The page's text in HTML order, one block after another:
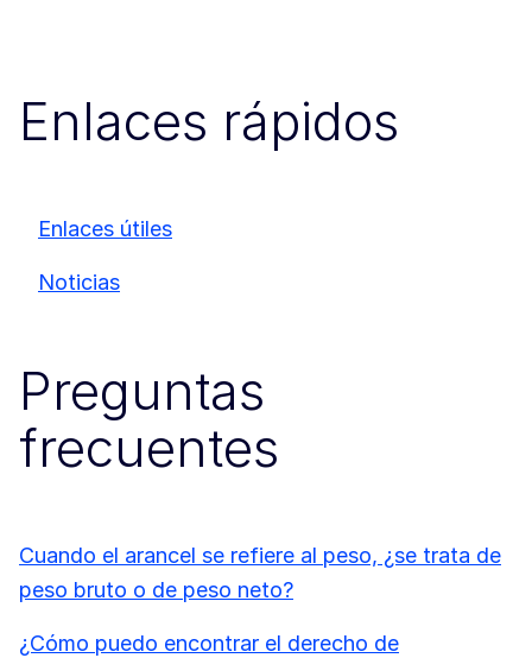
Enlaces rápidos
Enlaces útiles
Noticias
Preguntas
frecuentes
Cuando el arancel se refiere al peso, ¿se trata de
peso bruto o de peso neto?
¿Cómo puedo encontrar el derecho de